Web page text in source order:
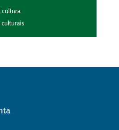
cultura
culturais